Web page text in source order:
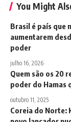
You Might
Brasil é país que
aumentarem
poder
julho 16, 2026
Quem são os 20
poder do Hamas
outubro 11, 2025
Coreia do Norte: